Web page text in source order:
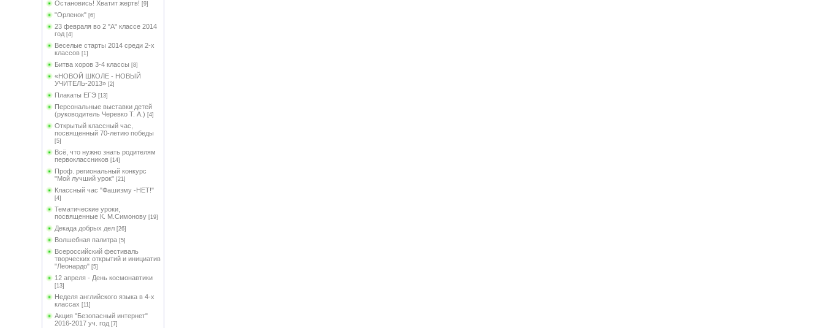
Остановись! Хватит жертв! [9]
"Орленок" [6]
23 февраля во 2 "А" классе 2014
год [4]
Веселые старты 2014 среди 2-х
классов [1]
Битва хоров 3-4 классы [8]
«НОВОЙ ШКОЛЕ - НОВЫЙ
УЧИТЕЛЬ-2013» [2]
Плакаты ЕГЭ [13]
Персональные выставки детей
(руководитель Черевко Т. А.) [4]
Открытый классный час,
посвященный 70-летию победы
[5]
Всё, что нужно знать родителям
первоклассников [14]
Проф. региональный конкурс
"Мой лучший урок" [21]
Классный час "Фашизму -НЕТ!"
[4]
Тематические уроки,
посвященные К. М.Симонову [19]
Декада добрых дел [26]
Волшебная палитра [5]
Всероссийский фестиваль
творческих открытий и инициатив
"Леонардо" [5]
12 апреля - День космонавтики
[13]
Неделя английского языка в 4-х
классах [11]
Акция "Безопасный интернет"
2016-2017 уч. год [7]